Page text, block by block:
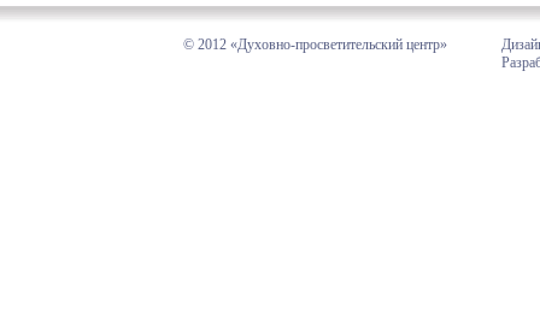
© 2012 «Духовно-просветительский центр»